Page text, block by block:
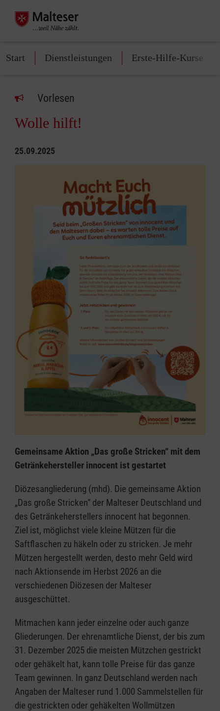
Start Dienstleistungen Erste-Hilfe-Kurse
Vorlesen
Wolle hilft!
25.09.2025
Gemeinsame Aktion „Das große Stricken“ mit dem
Getränkehersteller innocent ist gestartet
Diözesangliederung (mhd). Die gemeinsame Aktion
„Das große Stricken“ der Malteser Deutschland und
des Getränkeherstellers innocent hat begonnen.
Ziel ist, möglichst viele kleine Mützen für die
Saftflaschen zu häkeln oder zu stricken. Je mehr
Mützen hergestellt werden, desto mehr Geld wird
nach Aktionsende im Herbst 2026 an die
verschiedenen Diözesen der Malteser
ausgeschüttet.
Mitmachen kann jeder einzelne oder auch ganze
Gliederungen. Der ehrenamtliche Dienst, der bis zum
31. Dezember 2025 die meisten Mützchen gestrickt
oder gehäkelt hat, kann tolle Preise für das ganze
Team gewinnen. In ganz Deutschland werden nach
Angaben der Malteser rund 1.000 Sammelstellen für
die gestrickten oder gehäkelten Wollmützen